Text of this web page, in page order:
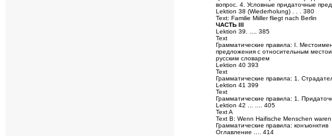
вопрос. 4. Условные придаточные
Lektion 38 (Wiederholung) . . . 380
Text: Familie Miiller fliegt nach Berlin
ЧАСТЬ III
Lektion 39. .... 385
Text
Грамматические правила: I.
предложения с относительным
русским словарем
Lektion 40 393
Text
Грамматические правила: 1.
Lektion 41 399
Text
Грамматические правила: 1.
Lektion 42 ... .... 405
Text A
Text В: Wenn Haifische Menschen
Грамматические правила: конъюнктив
Оглавление .... 414